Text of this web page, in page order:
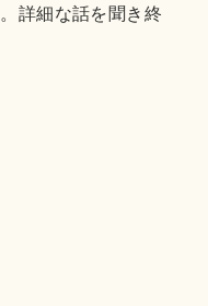
詳細な話を聞き終